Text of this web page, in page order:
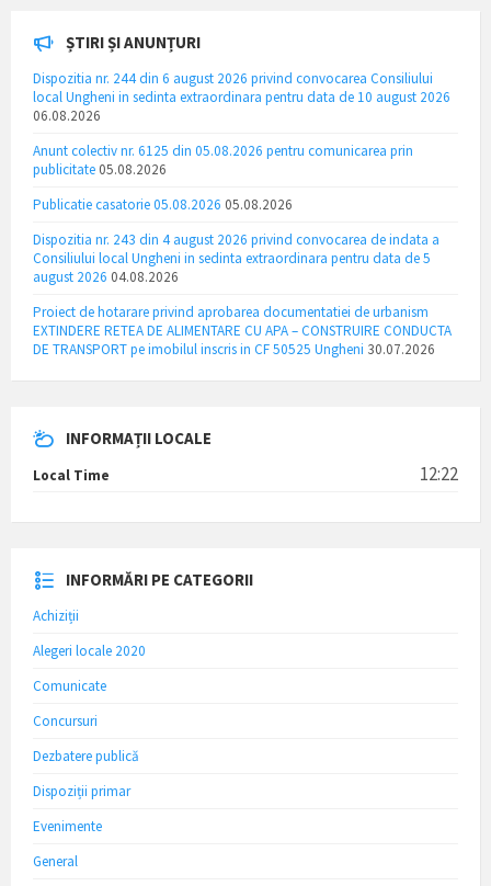
ȘTIRI ȘI ANUNȚURI
Dispozitia nr. 244 din 6 august 2026 privind convocarea Consiliului
local Ungheni in sedinta extraordinara pentru data de 10 august 2026
06.08.2026
Anunt colectiv nr. 6125 din 05.08.2026 pentru comunicarea prin
publicitate 05.08.2026
Publicatie casatorie 05.08.2026 05.08.2026
Dispozitia nr. 243 din 4 august 2026 privind convocarea de indata a
Consiliului local Ungheni in sedinta extraordinara pentru data de 5
august 2026 04.08.2026
Proiect de hotarare privind aprobarea documentatiei de urbanism
EXTINDERE RETEA DE ALIMENTARE CU APA – CONSTRUIRE CONDUCTA
DE TRANSPORT pe imobilul inscris in CF 50525 Ungheni 30.07.2026
INFORMAȚII LOCALE
Local Time 12:22
INFORMĂRI PE CATEGORII
Achiziții
Alegeri locale 2020
Comunicate
Concursuri
Dezbatere publică
Dispoziții primar
Evenimente
General